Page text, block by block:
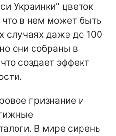
Украинки" цветок
что в нем может быть
случаях даже до 100
они собраны в
создает эффект
признание и
В мире сирень